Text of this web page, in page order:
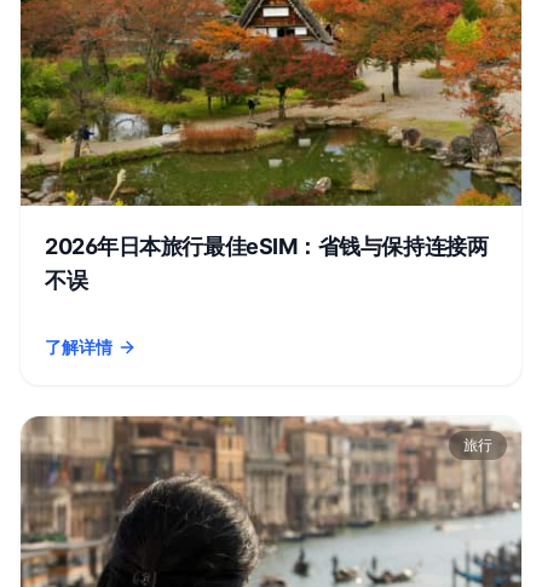
2026年日本旅行最佳eSIM：省钱与保持连接两
不误
了解详情
- 2026年日本旅行最佳eSIM：省钱与保持连接两不误
旅行